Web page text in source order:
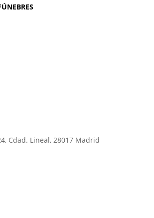
Cdad. Lineal, 28017 Madrid